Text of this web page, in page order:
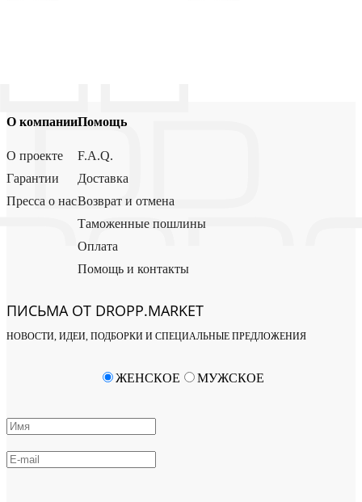
О компании
О проекте
Гарантии
Пресса о нас
Помощь
F.A.Q.
Доставка
Возврат и отмена
Таможенные пошлины
Оплата
Помощь и контакты
ПИСЬМА ОТ DROPP.MARKET
НОВОСТИ, ИДЕИ, ПОДБОРКИ И СПЕЦИАЛЬНЫЕ ПРЕДЛОЖЕНИЯ
ЖЕНСКОЕ МУЖСКОЕ